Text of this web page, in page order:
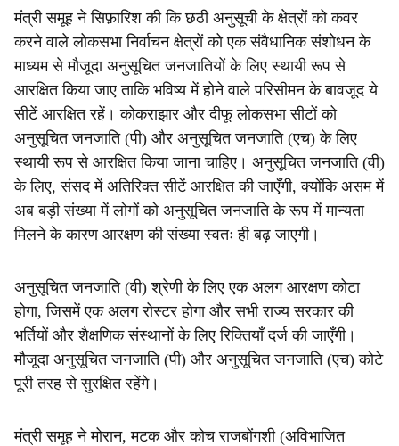
मंत्री समूह ने सिफ़ारिश की कि छठी अनुसूची के क्षेत्रों को कवर
करने वाले लोकसभा निर्वाचन क्षेत्रों को एक संवैधानिक संशोधन के
माध्यम से मौजूदा अनुसूचित जनजातियों के लिए स्थायी रूप से
आरक्षित किया जाए ताकि भविष्य में होने वाले परिसीमन के बावजूद ये
सीटें आरक्षित रहें। कोकराझार और दीफू लोकसभा सीटों को
अनुसूचित जनजाति (पी) और अनुसूचित जनजाति (एच) के लिए
स्थायी रूप से आरक्षित किया जाना चाहिए। अनुसूचित जनजाति (वी)
के लिए, संसद में अतिरिक्त सीटें आरक्षित की जाएँगी, क्योंकि असम में
अब बड़ी संख्या में लोगों को अनुसूचित जनजाति के रूप में मान्यता
मिलने के कारण आरक्षण की संख्या स्वतः ही बढ़ जाएगी।
अनुसूचित जनजाति (वी) श्रेणी के लिए एक अलग आरक्षण कोटा
होगा, जिसमें एक अलग रोस्टर होगा और सभी राज्य सरकार की
भर्तियों और शैक्षणिक संस्थानों के लिए रिक्तियाँ दर्ज की जाएँगी।
मौजूदा अनुसूचित जनजाति (पी) और अनुसूचित जनजाति (एच) कोटे
पूरी तरह से सुरक्षित रहेंगे।
मंत्री समूह ने मोरान, मटक और कोच राजबोंगशी (अविभाजित